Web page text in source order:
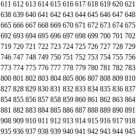
611 612 613 614 615 616 617 618 619 620 621
638 639 640 641 642 643 644 645 646 647 648
665 666 667 668 669 670 671 672 673 674 675
692 693 694 695 696 697 698 699 700 701 702
719 720 721 722 723 724 725 726 727 728 729
746 747 748 749 750 751 752 753 754 755 756
773 774 775 776 777 778 779 780 781 782 783
800 801 802 803 804 805 806 807 808 809 810
827 828 829 830 831 832 833 834 835 836 837
854 855 856 857 858 859 860 861 862 863 864
881 882 883 884 885 886 887 888 889 890 891
908 909 910 911 912 913 914 915 916 917 918
935 936 937 938 939 940 941 942 943 944 945